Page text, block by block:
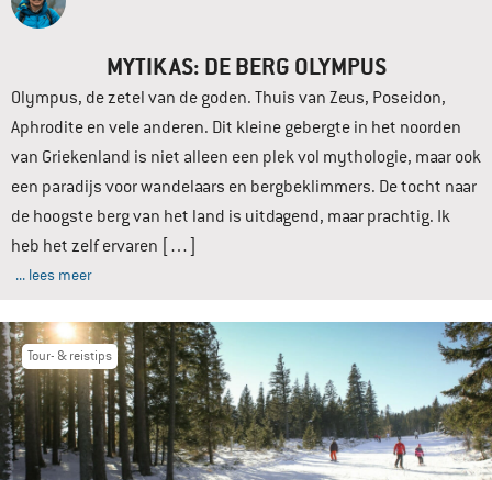
MYTIKAS: DE BERG OLYMPUS
Olympus, de zetel van de goden. Thuis van Zeus, Poseidon,
Aphrodite en vele anderen. Dit kleine gebergte in het noorden
van Griekenland is niet alleen een plek vol mythologie, maar ook
een paradijs voor wandelaars en bergbeklimmers. De tocht naar
de hoogste berg van het land is uitdagend, maar prachtig. Ik
heb het zelf ervaren […]
... lees meer
Tour- & reistips